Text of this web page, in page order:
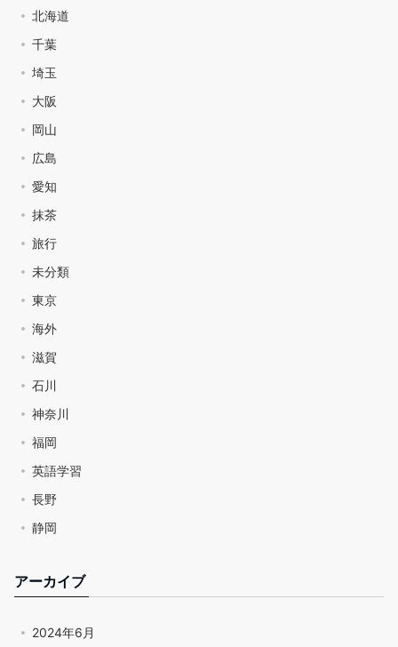
北海道
千葉
埼玉
大阪
岡山
広島
愛知
抹茶
旅行
未分類
東京
海外
滋賀
石川
神奈川
福岡
英語学習
長野
静岡
アーカイブ
2024年6月